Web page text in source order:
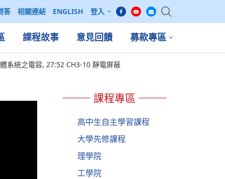
答 相關連結 ENGLISH 登入
課程故事 意見回饋 募款專區
系統之電容, 27:52 CH3-10 靜電屏蔽
課程專區
高中生自主學習課程
大學先修課程
理學院
工學院